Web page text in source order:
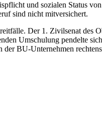
und sozialen Status
sind nicht mitversichert.
Der 1. Zivilsenat des
Umschulung pendelte
der BU-Unternehmen